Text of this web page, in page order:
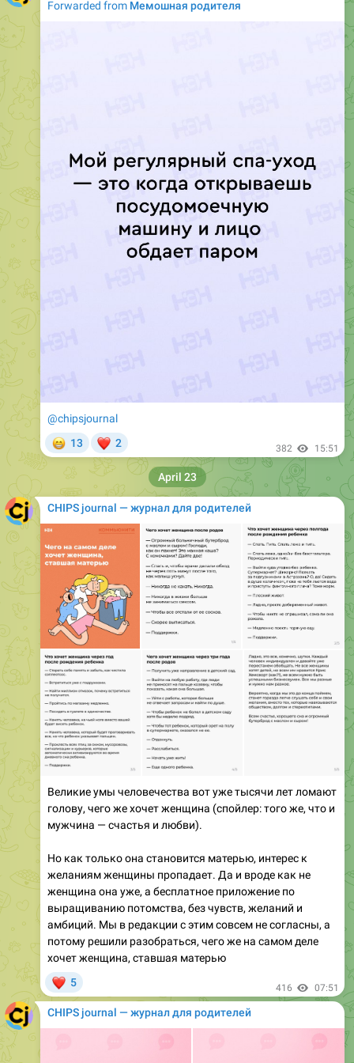
CHIPS journal — журнал для родителей
Великие умы человечества вот уже тысячи лет ломают
голову, чего же хочет женщина (спойлер: того же, что и
мужчина — счастья и любви).
Но как только она становится матерью, интерес к
женщина она уже, а бесплатное приложение по
выращиванию потомства, без чувств, желаний и
амбиций. Мы в редакции с этим совсем не согласны, а
потому решили разобраться, чего же на самом деле
хочет женщина, ставшая матерью
5
CHIPS journal — журнал для родителей